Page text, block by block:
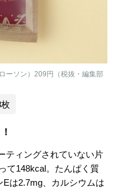
ーソン）209円（税抜・編集部
ティングされていない片
て148kcal。たんぱく質
は2.7mg、カルシウムは